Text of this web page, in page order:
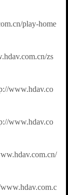
play-home
zs
www.hdav.co
www.hdav.co